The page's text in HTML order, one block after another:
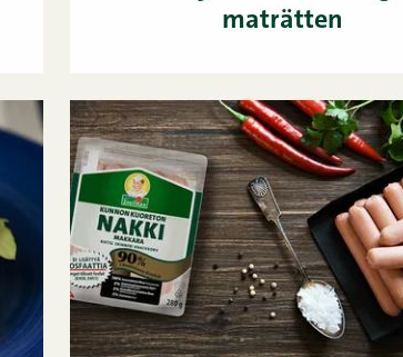
maträtten